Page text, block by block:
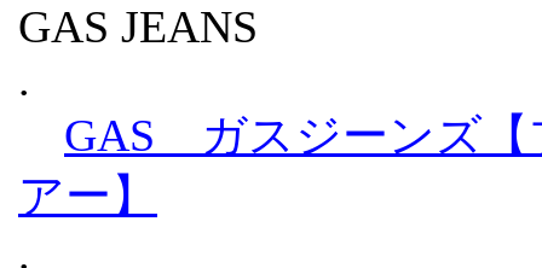
GAS JEANS
.
GAS ガスジーンズ【
アー】
.